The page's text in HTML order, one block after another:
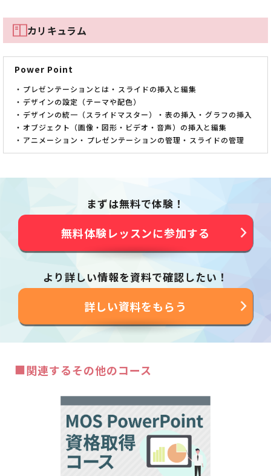
カリキュラム
Power Point
プレゼンテーションとは
スライドの挿入と編集
デザインの設定（テーマや配色）
デザインの統一（スライドマスター）
表の挿入
グラフの挿入
オブジェクト（画像・図形・ビデオ・音声）の挿入と編集
アニメーション
プレゼンテーションの管理 スライドの管理
まずは無料で体験！
無料体験レッスンに参加する
より詳しい情報を資料で確認したい！
詳しい資料をもらう
■関連するその他のコース